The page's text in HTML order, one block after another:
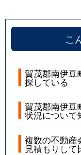
こ
賀茂郡南伊豆
探している
賀茂郡南伊豆
状況について
複数の不動産
見積もりし